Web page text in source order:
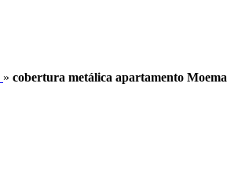
» cobertura metálica apartamento Moema